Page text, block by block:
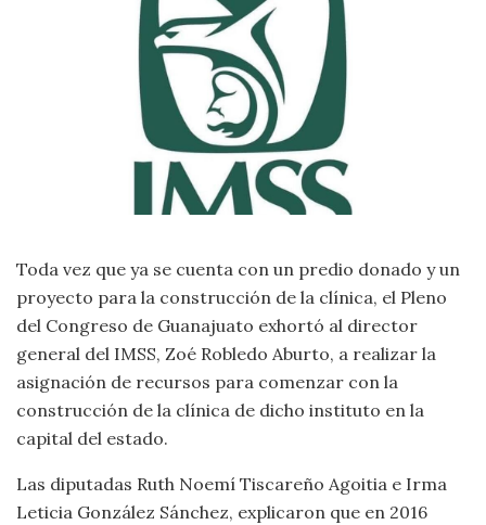
Toda vez que ya se cuenta con un predio donado y un
proyecto para la construcción de la clínica, el Pleno
del Congreso de Guanajuato exhortó al director
general del IMSS, Zoé Robledo Aburto, a realizar la
asignación de recursos para comenzar con la
construcción de la clínica de dicho instituto en la
capital del estado.
Las diputadas Ruth Noemí Tiscareño Agoitia e Irma
Leticia González Sánchez, explicaron que en 2016